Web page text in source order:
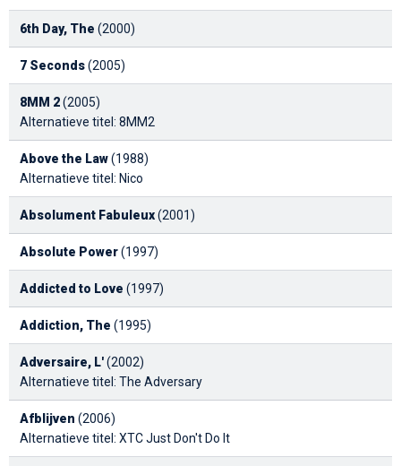
6th Day, The (2000)
7 Seconds(2005)
8MM 2(2005)
Alternatieve titel: 8MM2
Above the Law(1988)
Alternatieve titel: Nico
Absolument Fabuleux(2001)
Absolute Power(1997)
Addicted to Love (1997)
Addiction, The (1995)
Adversaire, L'(2002)
Alternatieve titel: The Adversary
Afblijven (2006)
Alternatieve titel: XTC Just Don't Do It